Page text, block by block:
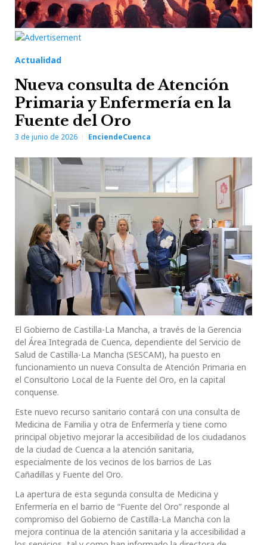
Actualidad
Nueva consulta de Atención
Primaria y Enfermería en la
Fuente del Oro
3 de junio de 2026 EnciendeCuenca
El Gobierno de Castilla-La Mancha, a través de la Gerencia
del Área Integrada de Cuenca, dependiente del Servicio de
Salud de Castilla-La Mancha (SESCAM), ha puesto en
funcionamiento un nueva Consulta de Atención Primaria en
el Consultorio Local de la Fuente del Oro, en la capital
conquense.
Este nuevo recurso sanitario contará con una consulta de
Medicina de Familia y otra de Enfermería y tiene como
principal objetivo mejorar la accesibilidad de los ciudadanos
de la ciudad de Cuenca a la atención sanitaria,
especialmente de los vecinos de los barrios de Las
Cañadillas y Fuente del Oro.
La apertura de esta segunda consulta de Medicina y
Enfermería en el barrio de “Fuente del Oro” responde al
compromiso del Gobierno de Castilla-La Mancha con la
mejora continua de la atención sanitaria y la accesibilidad a